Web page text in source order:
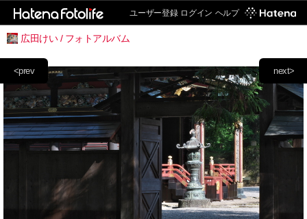
ユーザー登録 ログイン ヘルプ
広田けい / フォトアルバム
next>
<prev